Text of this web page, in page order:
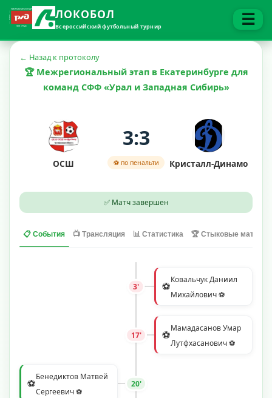
ЛОКОБОЛ
Всероссийский футбольный турнир ☰
← Назад к протоколу
🏆 Межрегиональный этап в Екатеринбурге для
команд СФФ «Урал и Западная Сибирь»
ОСШ
3:3
⚽ по пенальти Кристалл-Динамо
✅ Матч завершен
📋 События 📺 Трансляция 📊 Статистика 🏆 Стыковые матчи
⚽Ковальчук Даниил
Михайлович ⚽
3'
⚽Мамадасанов Умар
Лутфхасанович ⚽
17'
⚽Бенедиктов Матвей
Сергеевич ⚽
20'